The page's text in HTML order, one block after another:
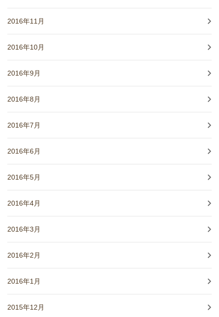
2016年11月
2016年10月
2016年9月
2016年8月
2016年7月
2016年6月
2016年5月
2016年4月
2016年3月
2016年2月
2016年1月
2015年12月